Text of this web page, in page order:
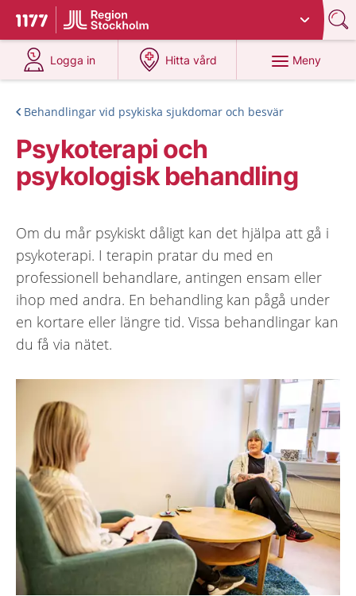
Till startsidan för 1177
Du har valt region
Logga in
på 1177.se
Hitta vård
på 1177.se
Meny
Behandlingar vid psykiska sjukdomar och besvär
Psykoterapi och
psykologisk behandling
Om du mår psykiskt dåligt kan det hjälpa att gå i
psykoterapi. I terapin pratar du med en
professionell behandlare, antingen ensam eller
ihop med andra. En behandling kan pågå under
en kortare eller längre tid. Vissa behandlingar kan
du få via nätet.